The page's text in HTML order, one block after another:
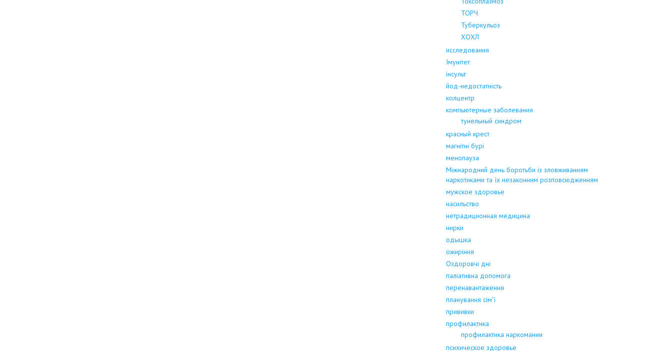
ТОРЧ
Туберкульоз
ХОХЛ
исследования
Імунітет
інсульт
йод-недостатність
колцентр
компьютерные заболевания
тунельный синдром
красный крест
магнітні бурі
менопауза
Міжнародний день боротьби із зловживанням
наркотиками та їх незаконним розповсюдженням
мужское здоровье
насильство
нетрадиционная медицина
нирки
одышка
ожиріння
Оздоровчі дні
паліативна допомога
перенавантаження
планування сім'ї
прививки
профилактика
профилактика наркомании
психическое здоровье